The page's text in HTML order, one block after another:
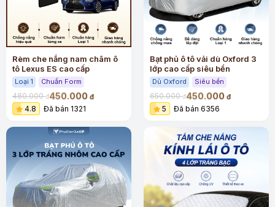
Rèm che nắng nam châm ô
tô Lexus ES cao cấp
Loại 1 Chuẩn Form
480.000đ450.000 đ
4.8 Đã bán 1321
Bạt phủ ô tô vải dù Oxford 3
lớp cao cấp siêu bền
Dù Oxford Siêu bền
650.000đ450.000 đ
5 Đã bán 6356